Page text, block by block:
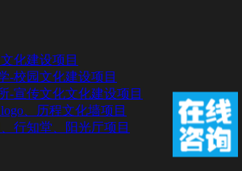
化建设项目
-校园文化建设项目
-宣传文化文化建设项目
、历程文化墙项目
行知堂、阳光厅项目